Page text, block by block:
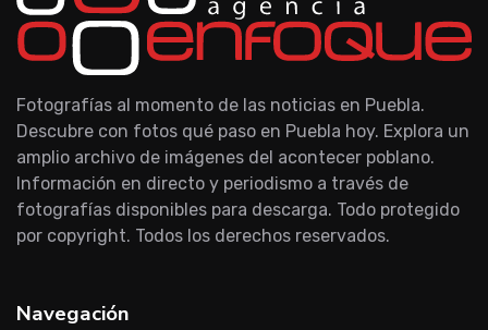
Fotografías al momento de las noticias en Puebla.
Descubre con fotos qué paso en Puebla hoy. Explora un
amplio archivo de imágenes del acontecer poblano.
Información en directo y periodismo a través de
fotografías disponibles para descarga. Todo protegido
por copyright. Todos los derechos reservados.
Navegación